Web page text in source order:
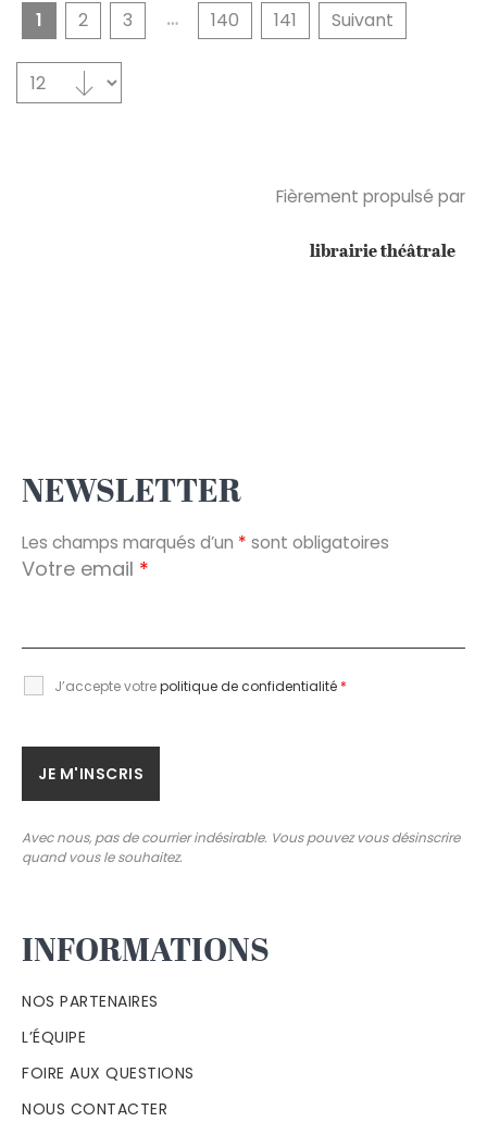
1 2 3 … 140 141 Suivant
Sélectionnez un nombre par page
Fièrement propulsé par
librairie théâtrale
NEWSLETTER
Les champs marqués d’un * sont obligatoires
Votre email *
J’accepte votrepolitique de confidentialité *
Avec nous, pas de courrier indésirable. Vous pouvez vous désinscrire
quand vous le souhaitez.
INFORMATIONS
NOS PARTENAIRES
L’ÉQUIPE
FOIRE AUX QUESTIONS
NOUS CONTACTER